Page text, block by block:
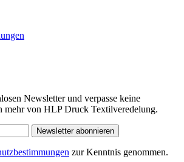
Newsletter und verpasse keine
mehr von HLP Druck Textilveredelung.
Newsletter abonnieren
zur Kenntnis genommen.